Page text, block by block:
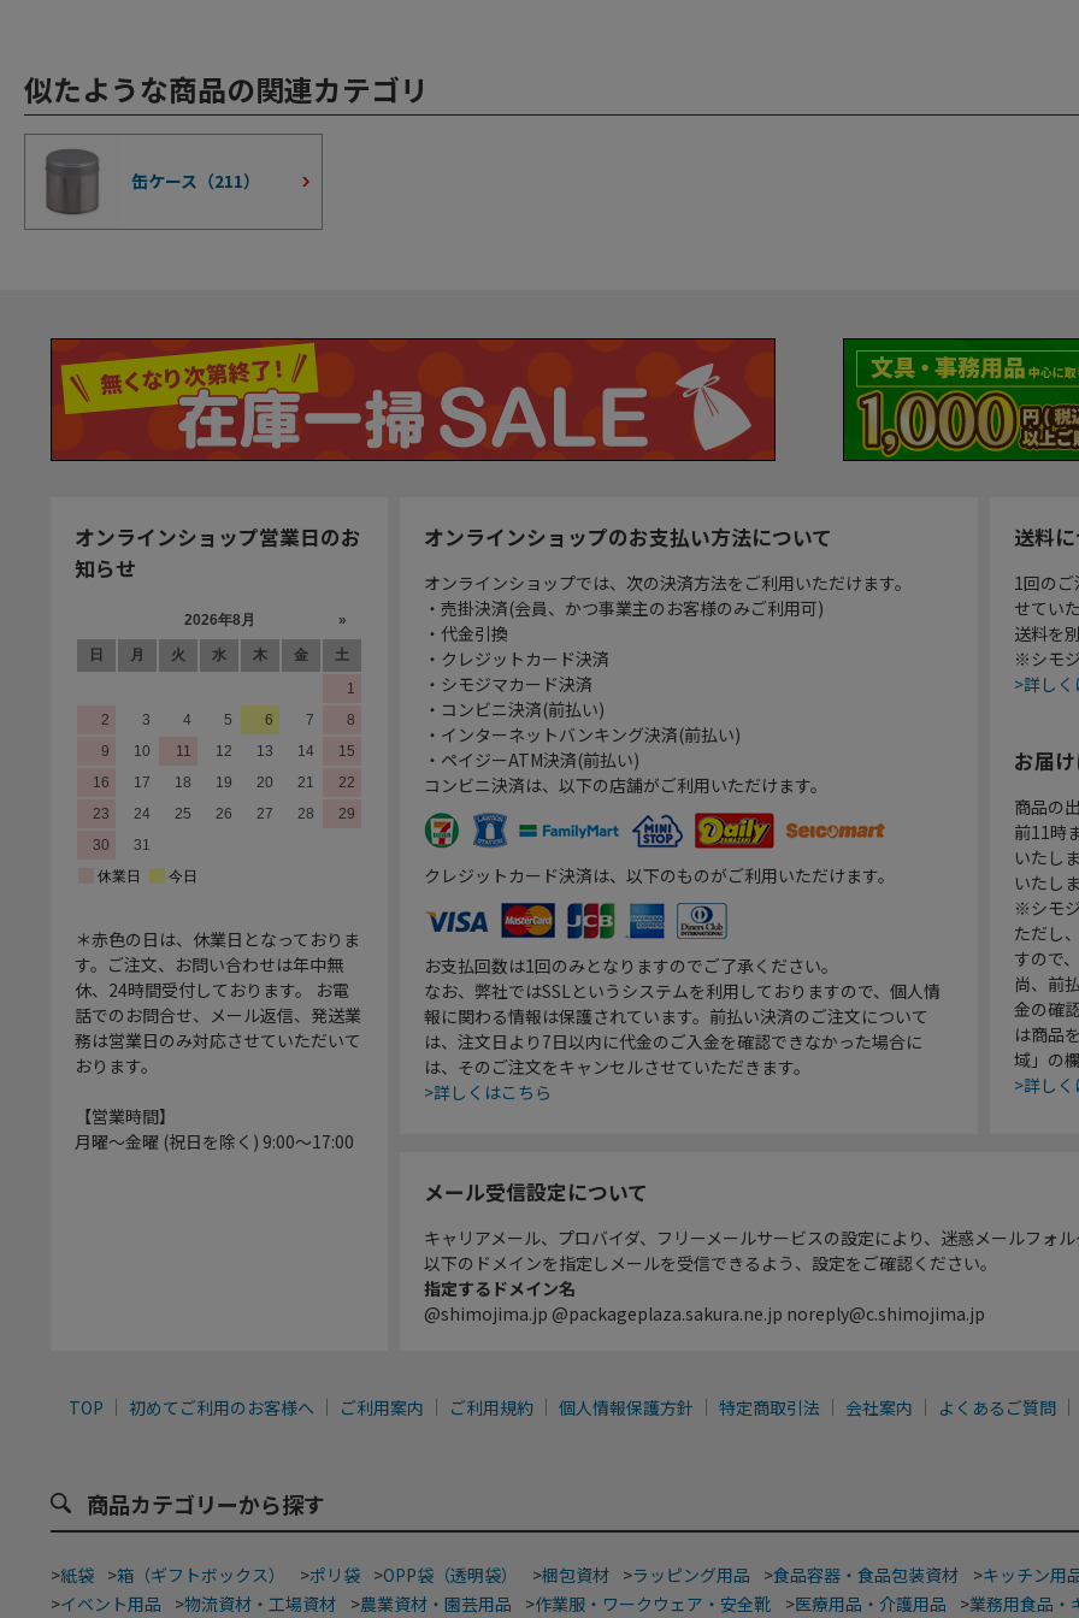
似たような商品の関連カテゴリ
缶ケース（211）
オンラインショップ営業日のお
知らせ
＊赤色の日は、休業日となっておりま
す。ご注文、お問い合わせは年中無
休、24時間受付しております。 お電
話でのお問合せ、メール返信、発送業
務は営業日のみ対応させていただいて
おります。
【営業時間】
月曜～金曜 (祝日を除く) 9:00～17:00
オンラインショップのお支払い方法について
オンラインショップでは、次の決済方法をご利用いただけます。
・売掛決済(会員、かつ事業主のお客様のみご利用可)
・代金引換
・クレジットカード決済
・シモジマカード決済
・コンビニ決済(前払い)
・インターネットバンキング決済(前払い)
・ペイジーATM決済(前払い)
コンビニ決済は、以下の店舗がご利用いただけます。
クレジットカード決済は、以下のものがご利用いただけます。
お支払回数は1回のみとなりますのでご了承ください。
なお、弊社ではSSLというシステムを利用しておりますので、個人情
報に関わる情報は保護されています。前払い決済のご注文について
は、注文日より7日以内に代金のご入金を確認できなかった場合に
は、そのご注文をキャンセルさせていただきます。
>詳しくはこちら
送料
1回の
せてい
送料を
※シモ
>詳し
お届
商品の
前11時
いたし
いたし
※シモ
ただし
すので
尚、前
金の確
は商品
域」の
>詳し
メール受信設定について
キャリアメール、プロバイダ、フリーメールサービスの設定により、迷惑メールフォ
以下のドメインを指定しメールを受信できるよう、設定をご確認ください。
指定するドメイン名
@shimojima.jp @packageplaza.sakura.ne.jp noreply@c.shimojima.jp
TOP 初めてご利用のお客様へ ご利用案内 ご利用規約 個人情報保護方針 特定商取引法 会社案内 よくあるご質問
商品カテゴリーから探す
>紙袋 >箱（ギフトボックス） >ポリ袋 >OPP袋（透明袋） >梱包資材 >ラッピング用品 >食品容器・食品包装資材 >キッチン用
>イベント用品 >物流資材・工場資材 >農業資材・園芸用品 >作業服・ワークウェア・安全靴 >医療用品・介護用品 >業務用食品・